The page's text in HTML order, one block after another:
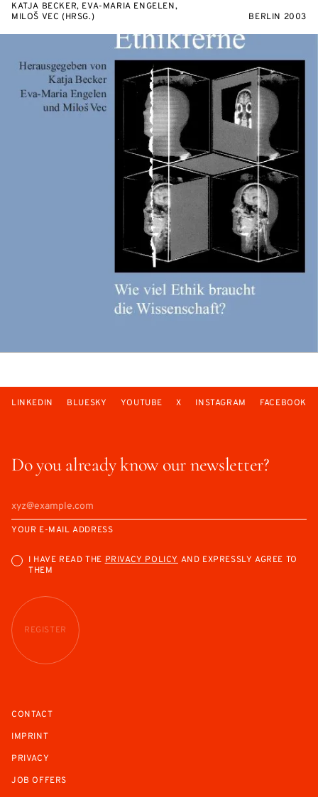
KATJA BECKER, EVA-MARIA ENGELEN,
MILOŠ VEC (HRSG.)
BERLIN 2003
Do you already know our newsletter?
YOUR E-MAIL ADDRESS
I HAVE READ THEPRIVACY POLICY AND EXPRESSLY AGREE TO
THEM
REGISTER
LINKEDIN BLUESKY YOUTUBE X INSTAGRAM FACEBOOK
CONTACT
IMPRINT
PRIVACY
JOB OFFERS